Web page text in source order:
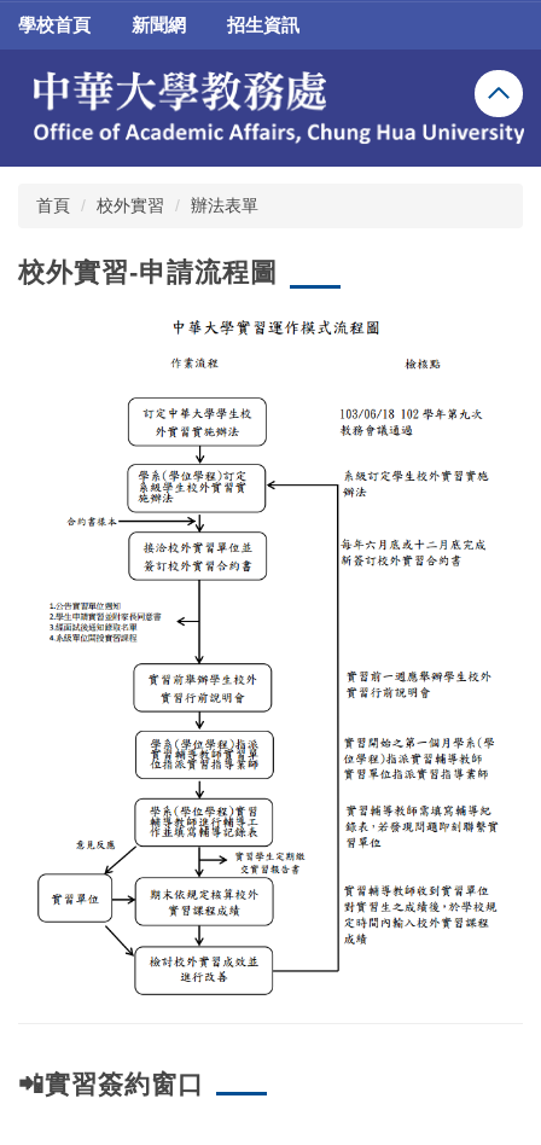
跳
區
學校首頁 新聞網 招生資訊
首頁 校外實習 辦法表單
校外實習-申請流程圖
📲實習簽約窗口